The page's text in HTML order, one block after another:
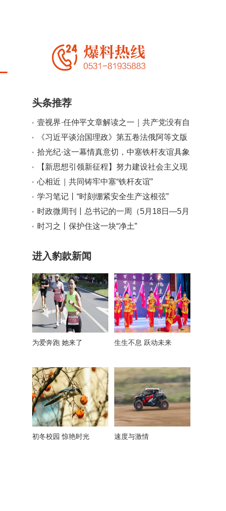
大
头条推荐
壹视界·任仲平文章解读之一｜共产党没有自
己的私利
《习近平谈治国理政》第五卷法俄阿等文版
及中文繁体版出版发行
拾光纪·这一幕情真意切，中塞铁杆友谊具象
化了！
【新思想引领新征程】努力建设社会主义现
代化新西藏
心相近｜共同铸牢中塞“铁杆友谊”
学习笔记丨“时刻绷紧安全生产这根弦”
时政微周刊丨总书记的一周（5月18日—5月
24日）
时习之丨保护住这一块“净土”
进入豹款新闻
为爱奔跑 她来了 生生不息 跃动未来
初冬校园 惊艳时光 速度与激情